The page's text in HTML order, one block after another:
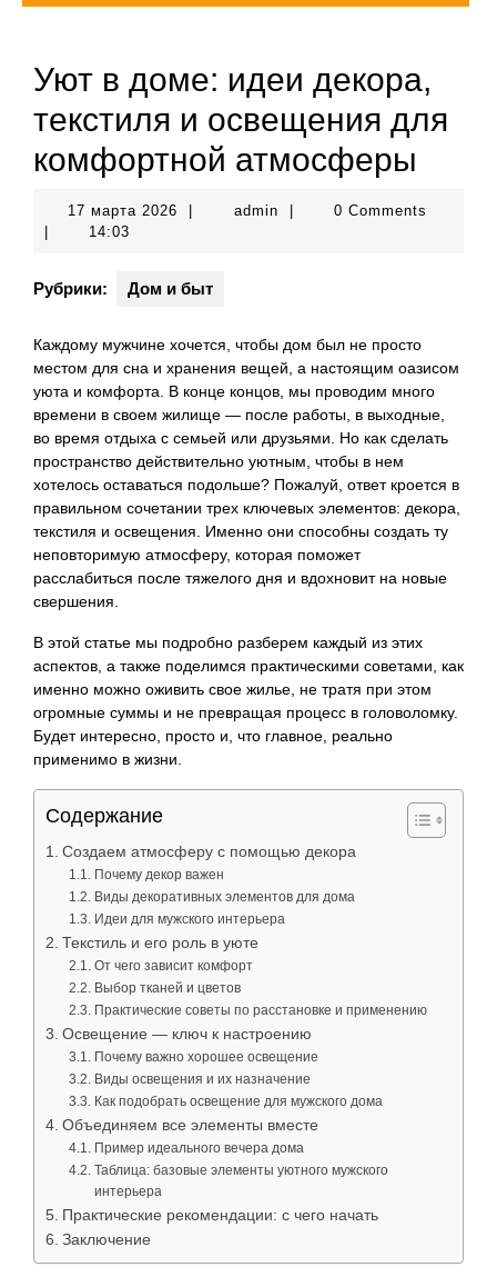
Уют в доме: идеи декора,
текстиля и освещения для
комфортной атмосферы
17 марта 2026 17
adminadmin
0 Comments
14:03
Рубрики: Дом и быт
Каждому мужчине хочется, чтобы дом был не просто
местом для сна и хранения вещей, а настоящим оазисом
уюта и комфорта. В конце концов, мы проводим много
времени в своем жилище — после работы, в выходные,
во время отдыха с семьей или друзьями. Но как сделать
пространство действительно уютным, чтобы в нем
хотелось оставаться подольше? Пожалуй, ответ кроется в
правильном сочетании трех ключевых элементов: декора,
текстиля и освещения. Именно они способны создать ту
неповторимую атмосферу, которая поможет
расслабиться после тяжелого дня и вдохновит на новые
свершения.
В этой статье мы подробно разберем каждый из этих
аспектов, а также поделимся практическими советами, как
именно можно оживить свое жилье, не тратя при этом
огромные суммы и не превращая процесс в головоломку.
Будет интересно, просто и, что главное, реально
применимо в жизни.
Содержание
Создаем атмосферу с помощью декора
Почему декор важен
Виды декоративных элементов для дома
Идеи для мужского интерьера
Текстиль и его роль в уюте
От чего зависит комфорт
Выбор тканей и цветов
Практические советы по расстановке и применению
Освещение — ключ к настроению
Почему важно хорошее освещение
Виды освещения и их назначение
Как подобрать освещение для мужского дома
Объединяем все элементы вместе
Пример идеального вечера дома
Таблица: базовые элементы уютного мужского
интерьера
Практические рекомендации: с чего начать
Заключение